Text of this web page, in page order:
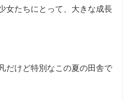
女たちにとって、大きな成長
だけど特別なこの夏の田舎で